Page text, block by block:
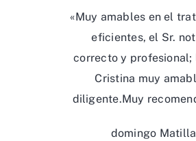
«Muy amables en el
eficientes, el Sr.
correcto y profesional;
Cristina muy
diligente.Muy
domingo Matilla